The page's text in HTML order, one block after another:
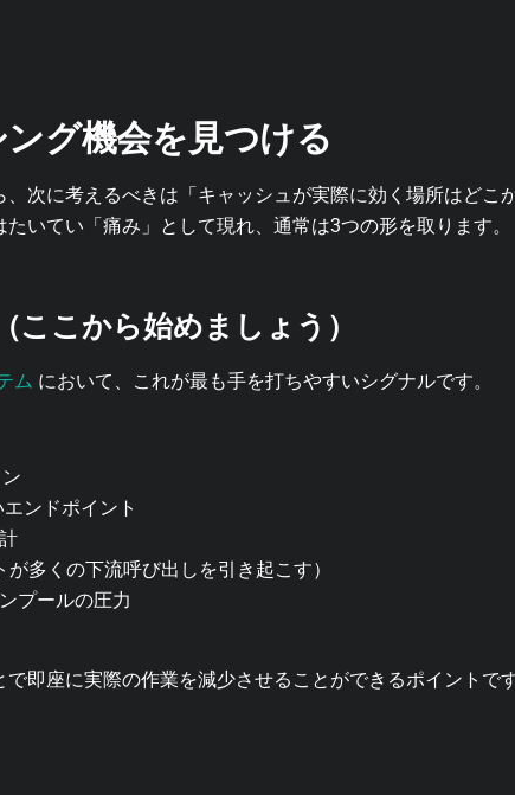
グ機会を見つける
次に考えるべきは「キャッシュが実際に効く場所はどこ
いてい「痛み」として現れ、通常は3つの形を取ります。
こから始めましょう）
ム において、これが最も手を打ちやすいシグナルです。
ンドポイント
多くの下流呼び出しを引き起こす）
プールの圧力
即座に実際の作業を減少させることができるポイントです